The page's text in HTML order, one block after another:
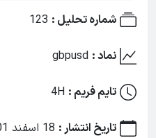
شماره تحلیل : 123
نماد : gbpusd
تایم فریم : 4H
تاریخ انتشار : 18 اسفند 1401 - 14:58